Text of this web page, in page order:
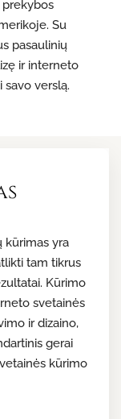
prekybos
Su
pasaulinių
ir interneto
verslą.
kūrimas yra
tam tikrus
Kūrimo
svetainės
ir dizaino,
gerai
kūrimo